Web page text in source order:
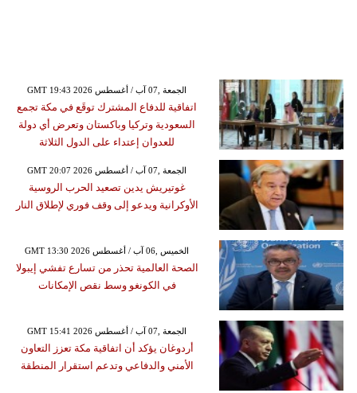
GMT 19:43 2026 الجمعة ,07 آب / أغسطس
اتفاقية للدفاع المشترك توقَع في مكة تجمع
السعودية وتركيا وباكستان وتعرض أي دولة
للعدوان إعتداء على الدول الثلاثة
GMT 20:07 2026 الجمعة ,07 آب / أغسطس
غوتيريش يدين تصعيد الحرب الروسية
الأوكرانية ويدعو إلى وقف فوري لإطلاق النار
GMT 13:30 2026 الخميس ,06 آب / أغسطس
الصحة العالمية تحذر من تسارع تفشي إيبولا
في الكونغو وسط نقص الإمكانات
GMT 15:41 2026 الجمعة ,07 آب / أغسطس
أردوغان يؤكد أن اتفاقية مكة تعزز التعاون
الأمني والدفاعي وتدعم استقرار المنطقة